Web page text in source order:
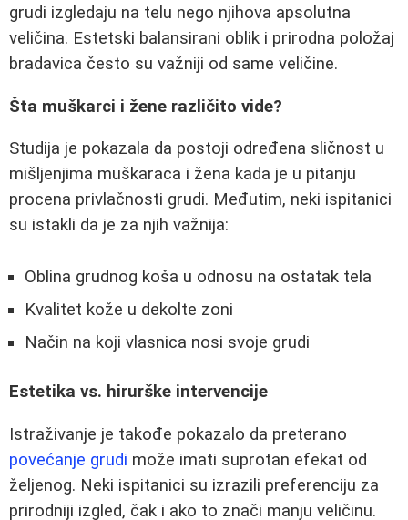
grudi izgledaju na telu nego njihova apsolutna
veličina. Estetski balansirani oblik i prirodna položaj
bradavica često su važniji od same veličine.
Šta muškarci i žene različito vide?
Studija je pokazala da postoji određena sličnost u
mišljenjima muškaraca i žena kada je u pitanju
procena privlačnosti grudi. Međutim, neki ispitanici
su istakli da je za njih važnija:
Oblina grudnog koša u odnosu na ostatak tela
Kvalitet kože u dekolte zoni
Način na koji vlasnica nosi svoje grudi
Estetika vs. hirurške intervencije
Istraživanje je takođe pokazalo da preterano
povećanje grudi može imati suprotan efekat od
željenog. Neki ispitanici su izrazili preferenciju za
prirodniji izgled, čak i ako to znači manju veličinu.